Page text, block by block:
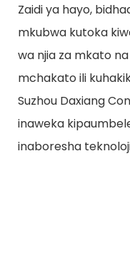
Zaidi ya hayo,
mkubwa kutoka
wa njia za mkato
mchakato ili
Suzhou Daxiang
inaweka
inaboresha